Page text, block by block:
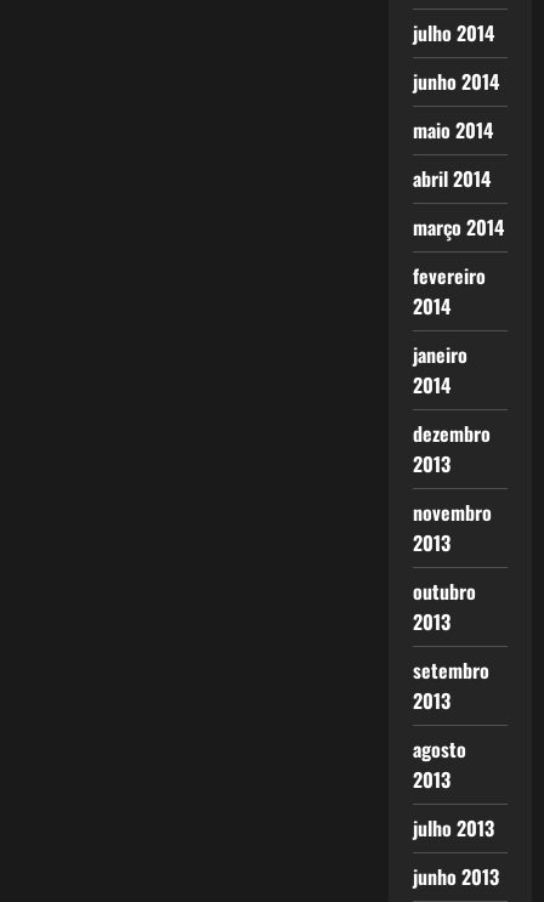
julho 2014
junho 2014
maio 2014
abril 2014
março 2014
fevereiro
2014
janeiro
2014
dezembro
2013
novembro
2013
outubro
2013
setembro
2013
agosto
2013
julho 2013
junho 2013